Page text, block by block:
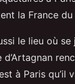
la France du
le lieu où
d’Artagnan
à Paris